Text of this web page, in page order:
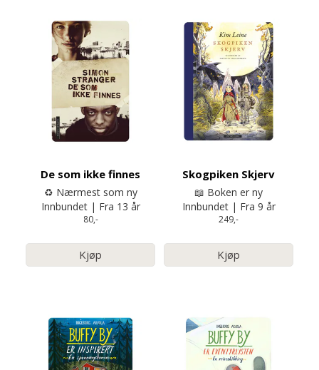
De som ikke finnes
♻️ Nærmest som ny
Innbundet | Fra 13 år
80,-
Kjøp
Skogpiken Skjerv
📖 Boken er ny
Innbundet | Fra 9 år
249,-
Kjøp